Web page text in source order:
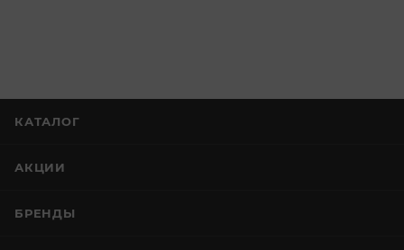
КАТАЛОГ
АКЦИИ
БРЕНДЫ